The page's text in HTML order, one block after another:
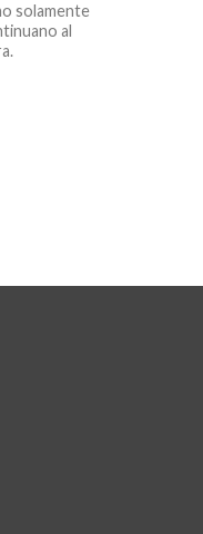
solamente
al